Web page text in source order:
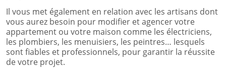
Il vous met également en relation avec les artisans dont
vous aurez besoin pour modifier et agencer votre
appartement ou votre maison comme les électriciens,
les plombiers, les menuisiers, les peintres… lesquels
sont fiables et professionnels, pour garantir la réussite
de votre projet.